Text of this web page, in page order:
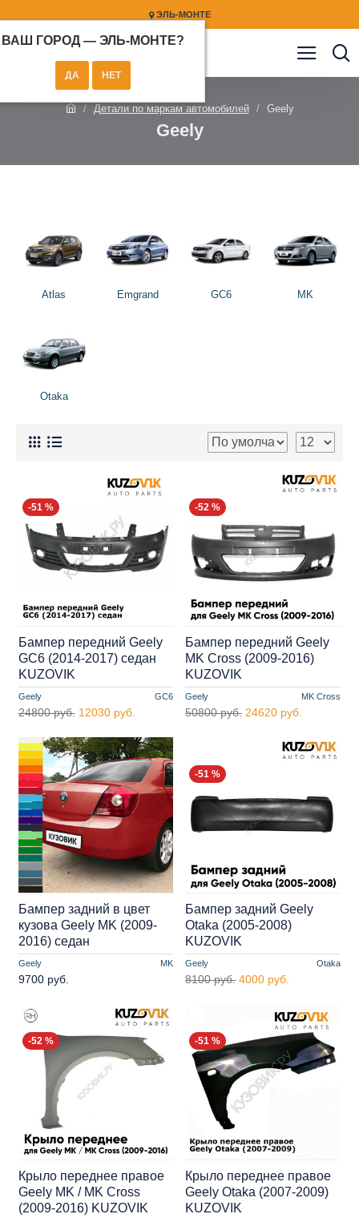
ЭЛЬ-МОНТЕ
ВАШ ГОРОД — ЭЛЬ-МОНТЕ?
Детали по маркам автомобилей Geely
Geely
Atlas Emgrand GC6 MK
Otaka
-51 %
Geely GC6
Бампер передний Geely
GC6 (2014-2017) седан
KUZOVIK
24800 руб. 12030 руб.
-52 %
Geely MK Cross
Бампер передний Geely
MK Cross (2009-2016)
KUZOVIK
50800 руб. 24620 руб.
Geely MK
Бампер задний в цвет
кузова Geely MK (2009-
2016) седан
9700 руб.
-51 %
Geely Otaka
Бампер задний Geely
Otaka (2005-2008)
KUZOVIK
8100 руб. 4000 руб.
-52 %
Крыло переднее правое
Geely MK / MK Cross
(2009-2016) KUZOVIK
-51 %
Крыло переднее правое
Geely Otaka (2007-2009)
KUZOVIK